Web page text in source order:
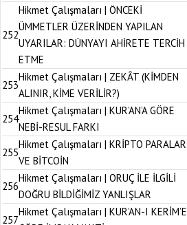
252
Hikmet Çalışmaları | ÖNCEKİ
ÜMMETLER ÜZERİNDEN YAPILAN
UYARILAR: DÜNYAYI AHİRETE TERCİH
ETME
253
Hikmet Çalışmaları | ZEKÂT (KİMDEN
ALINIR, KİME VERİLİR?)
254
Hikmet Çalışmaları | KUR’AN’A GÖRE
NEBİ-RESUL FARKI
255
Hikmet Çalışmaları | KRİPTO PARALAR
VE BİTCOİN
256
Hikmet Çalışmaları | ORUÇ İLE İLGİLİ
DOĞRU BİLDİĞİMİZ YANLIŞLAR
257
Hikmet Çalışmaları | KUR’AN-I KERİM’E